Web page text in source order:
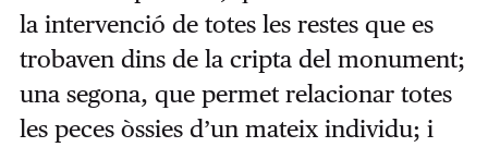
la intervenció de totes les restes que es
trobaven dins de la cripta del monument;
una segona, que permet relacionar totes
les peces òssies d’un mateix individu; i